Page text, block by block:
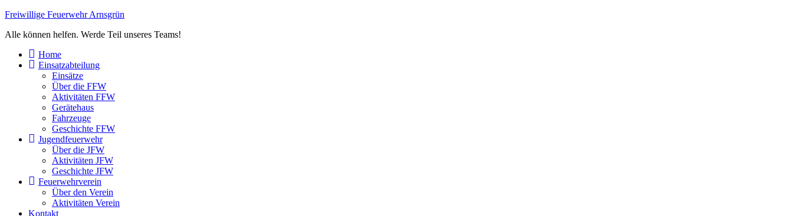
Freiwillige Feuerwehr Arnsgrün
Alle können helfen. Werde Teil unseres Teams!
Home
Einsatzabteilung
Einsätze
Über die FFW
Aktivitäten FFW
Gerätehaus
Fahrzeuge
Geschichte FFW
Jugendfeuerwehr
Über die JFW
Aktivitäten JFW
Geschichte JFW
Feuerwehrverein
Über den Verein
Aktivitäten Verein
Kontakt